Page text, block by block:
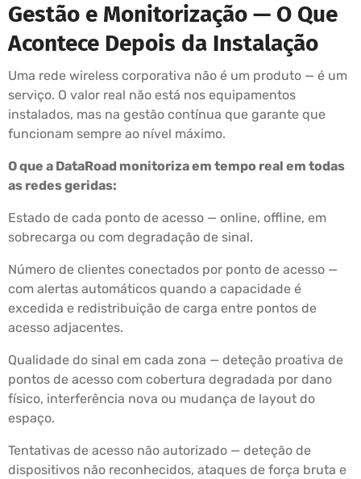
Gestão e Monitorização — O Que
Acontece Depois da Instalação
Uma rede wireless corporativa não é um produto — é um
serviço. O valor real não está nos equipamentos
instalados, mas na gestão contínua que garante que
funcionam sempre ao nível máximo.
O que a DataRoad monitoriza em tempo real em todas
as redes geridas:
Estado de cada ponto de acesso — online, offline, em
sobrecarga ou com degradação de sinal.
Número de clientes conectados por ponto de acesso —
com alertas automáticos quando a capacidade é
excedida e redistribuição de carga entre pontos de
acesso adjacentes.
Qualidade do sinal em cada zona — deteção proativa de
pontos de acesso com cobertura degradada por dano
físico, interferência nova ou mudança de layout do
espaço.
Tentativas de acesso não autorizado — deteção de
dispositivos não reconhecidos, ataques de força bruta e